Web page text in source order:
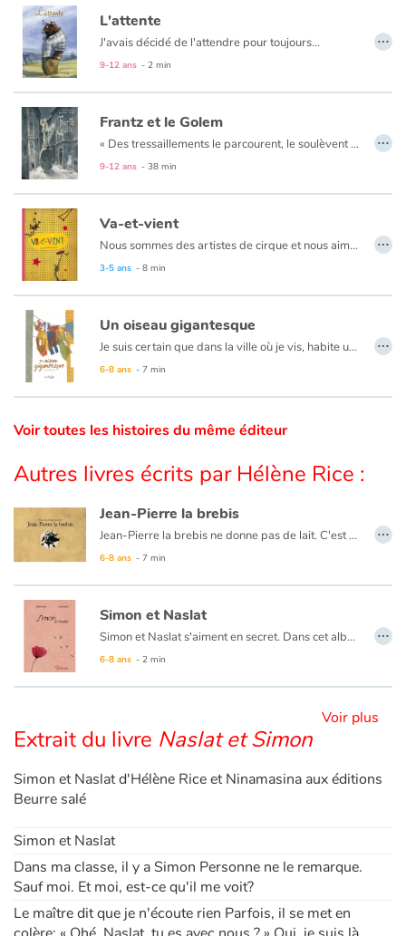
Sujets de société
Émotions et sentiments
Formats et illustrations
Catalogue anglais
Contraste +
Aide
Accueil
Famille
Écoles
Médiathèques
Vidéos & Tutoriaux
Blog
Actualités
Par thématique
Autour de la lecture
Apprendre à lire
Livre audio
L'attente
J'avais décidé de l'attendre pour toujours...
9-12 ans - 2 min
…
Frantz et le Golem
« Des tressaillements le parcourent, le soulèvent et il se sent comme propulsé dans les airs par une force étrange. Il ouvre les yeux et hagard regarde autour de lui.
9-12 ans - 38 min
…
Va-et-vient
Nous sommes des artistes de cirque et nous aimons bouger, de-ci, de-là, par ici et par là.
3-5 ans - 8 min
…
Un oiseau gigantesque
Je suis certain que dans la ville où je vis, habite un animal gigantesque...
6-8 ans - 7 min
…
Voir toutes les histoires du même éditeur
Autres livres écrits par Hélène Rice :
Jean-Pierre la brebis
Jean-Pierre la brebis ne donne pas de lait. C'est ennuyeux. Jean-Pierre se sent comme une brebis ratée. Mais il sait aussi que le berger l'aime bien : ils partagent des histoires, sont ensemble durant la préparation du fromage et s'endorment côte à côte. Et une nuit, le loup menace le troupeau. Ni une, ni deux, Jean-Pierre part au péril de sa vie.
6-8 ans - 7 min
…
Simon et Naslat
Simon et Naslat s'aiment en secret. Dans cet album à double lecture, leurs pensées intimes se font écho : d’un côté Simon le tendre, le discret, se rêve oiseau pour mieux s’approcher de Naslat ; de l’autre, enjouée et patiente, Naslat nous livre ses émotions en écho. Un texte et des illustrations d'une grâce et d'une puissance poétique remarquables.
6-8 ans - 2 min
…
Voir plus
Extrait du livre Naslat et Simon
Simon et Naslat d'Hélène Rice et Ninamasina aux éditions
Beurre salé
Simon et Naslat
Dans ma classe, il y a Simon Personne ne le remarque.
Sauf moi. Et moi, est-ce qu'il me voit?
Le maître dit que je n'écoute rien Parfois, il se met en